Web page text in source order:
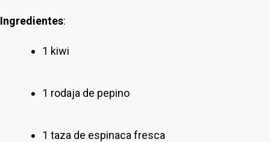
Ingredientes:
1 kiwi
1 rodaja de pepino
1 taza de espinaca fresca